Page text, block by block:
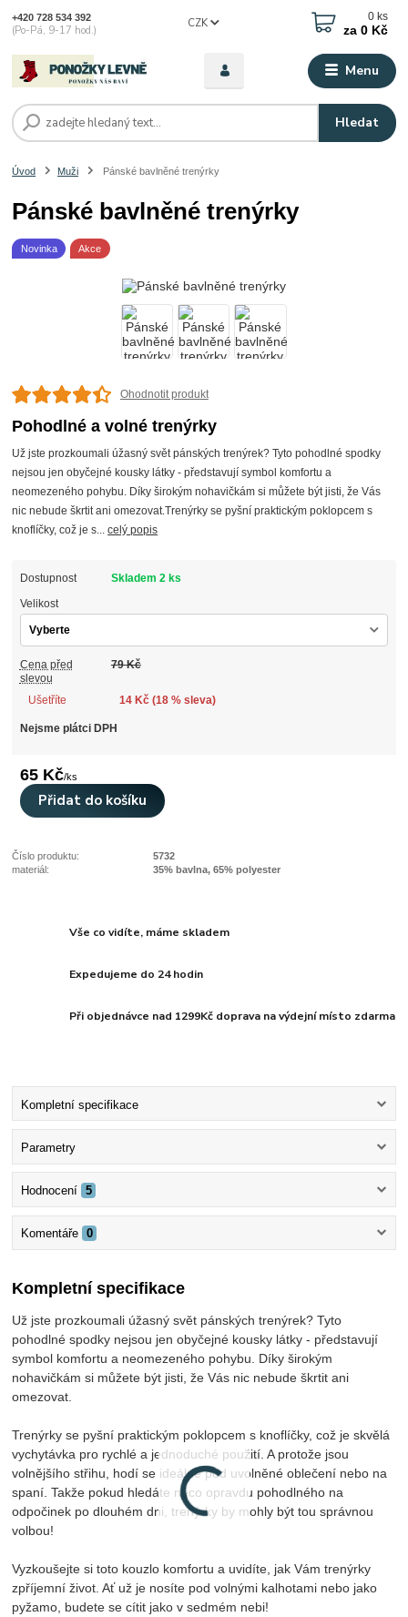
Menu
CZK
Hledat
+420 728 534 392
(Po-Pá, 9-17 hod.)
0 ks
za 0 Kč
Úvod Muži Pánské bavlněné trenýrky
Pánské bavlněné trenýrky
Novinka Akce
Ohodnotit produkt
Pohodlné a volné trenýrky
Už jste prozkoumali úžasný svět pánských trenýrek? Tyto pohodlné spodky
nejsou jen obyčejné kousky látky - představují symbol komfortu a
neomezeného pohybu. Díky širokým nohavičkám si můžete být jisti, že Vás
nic nebude škrtit ani omezovat.Trenýrky se pyšní praktickým poklopcem s
knoflíčky, což je s...celý popis
Dostupnost Skladem 2 ks
Velikost
Cena před
slevou
79 Kč
Ušetříte 14 Kč (18% sleva)
Nejsme plátci DPH
65 Kč/ks
Přidat do košíku
Číslo produktu:
5732
materiál:
35% bavlna, 65% polyester
Vše co vidíte, máme skladem
Expedujeme do 24 hodin
Při objednávce nad 1299Kč doprava na výdejní místo zdarma
Kompletní specifikace
Parametry
Hodnocení 5
Komentáře 0
Kompletní specifikace
Už jste prozkoumali úžasný svět pánských trenýrek? Tyto
pohodlné spodky nejsou jen obyčejné kousky látky - představují
symbol komfortu a neomezeného pohybu. Díky širokým
nohavičkám si můžete být jisti, že Vás nic nebude škrtit ani
omezovat.
Trenýrky se pyšní praktickým poklopcem s knoflíčky, což je skvělá
vychytávka pro rychlé a jednoduché použití. A protože jsou
volnějšího střihu, hodí se ideálně pod uvolněné oblečení nebo na
spaní. Takže pokud hledáte něco opravdu pohodlného na
odpočinek po dlouhém dni, trenýrky by mohly být tou správnou
volbou!
Vyzkoušejte si toto kouzlo komfortu a uvidíte, jak Vám trenýrky
zpříjemní život. Ať už je nosíte pod volnými kalhotami nebo jako
pyžamo, budete se cítit jako v sedmém nebi!